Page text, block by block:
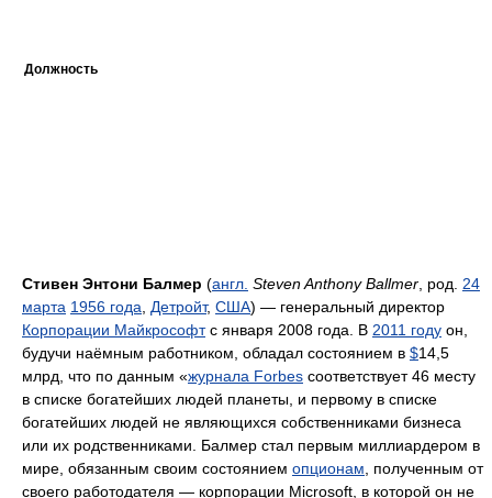
Должность
Стивен Энтони Балмер (англ. Steven Anthony Ballmer , род. 24
марта 1956 года Детройт, США) — генеральный директор
Корпорации Майкрософтс января 2008 года. В 2011 году он,
будучи наёмным работником, обладал состоянием в $14,5
млрд, что по данным «журнала Forbes соответствует 46 месту
в списке богатейших людей планеты, и первому в списке
богатейших людей не являющихся собственниками бизнеса
или их родственниками. Балмер стал первым миллиардером в
мире, обязанным своим состоянием опционам , полученным от
своего работодателя — корпорации Microsoft, в которой он не